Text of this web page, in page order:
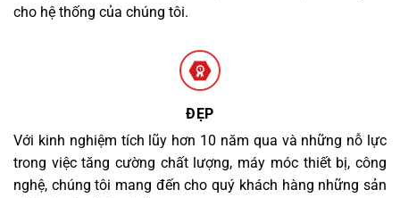
cho hệ thống của chúng tôi.
ĐẸP
Với kinh nghiệm tích lũy hơn 10 năm qua và những nỗ lực
trong việc tăng cường chất lượng, máy móc thiết bị, công
nghệ, chúng tôi mang đến cho quý khách hàng những sản